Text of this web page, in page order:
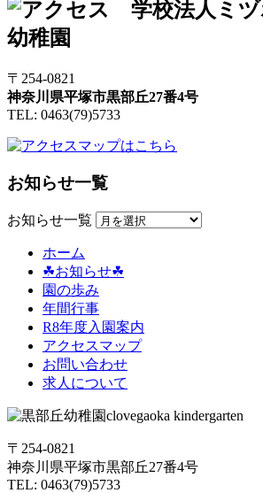
〒254-0821
神奈川県平塚市黒部丘27番4号
TEL: 0463(79)5733
お知らせ一覧
お知らせ一覧
ホーム
☘お知らせ☘
園の歩み
年間行事
R8年度入園案内
アクセスマップ
お問い合わせ
求人について
〒254-0821
神奈川県平塚市黒部丘27番4号
TEL: 0463(79)5733